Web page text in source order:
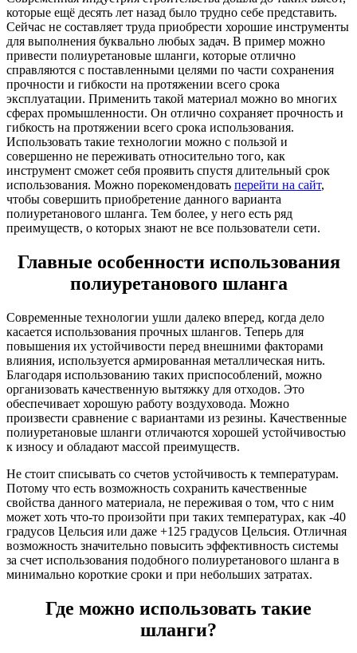
которые ещё десять лет назад было трудно себе представить.
Сейчас не составляет труда приобрести хорошие инструменты
для выполнения буквально любых задач. В пример можно
привести полиуретановые шланги, которые отлично
справляются с поставленными целями по части сохранения
прочности и гибкости на протяжении всего срока
эксплуатации. Применить такой материал можно во многих
сферах промышленности. Он отлично сохраняет прочность и
гибкость на протяжении всего срока использования.
Использовать такие технологии можно с пользой и
совершенно не переживать относительно того, как
инструмент сможет себя проявить спустя длительный срок
использования. Можно порекомендовать перейти на сайт,
чтобы совершить приобретение данного варианта
полиуретанового шланга. Тем более, у него есть ряд
преимуществ, о которых знают не все пользователи сети.
Главные особенности использования
полиуретанового шланга
Современные технологии ушли далеко вперед, когда дело
касается использования прочных шлангов. Теперь для
повышения их устойчивости перед внешними факторами
влияния, используется армированная металлическая нить.
Благодаря использованию таких приспособлений, можно
организовать качественную вытяжку для отходов. Это
обеспечивает хорошую работу воздуховода. Можно
произвести сравнение с вариантами из резины. Качественные
полиуретановые шланги отличаются хорошей устойчивостью
к износу и обладают массой преимуществ.
Не стоит списывать со счетов устойчивость к температурам.
Потому что есть возможность сохранить качественные
свойства данного материала, не переживая о том, что с ним
может хоть что-то произойти при таких температурах, как -40
градусов Цельсия или даже +125 градусов Цельсия. Отличная
возможность значительно повысить эффективность системы
за счет использования подобного полиуретанового шланга в
минимально короткие сроки и при небольших затратах.
Где можно использовать такие
шланги?